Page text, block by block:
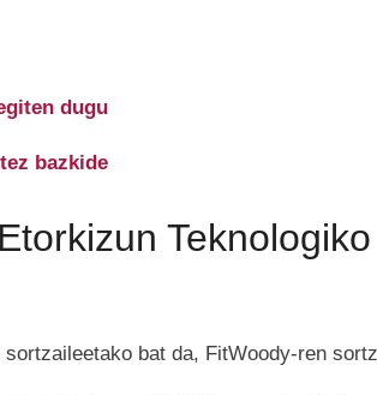
dugu
bazkide
bat da, FitWoody-ren